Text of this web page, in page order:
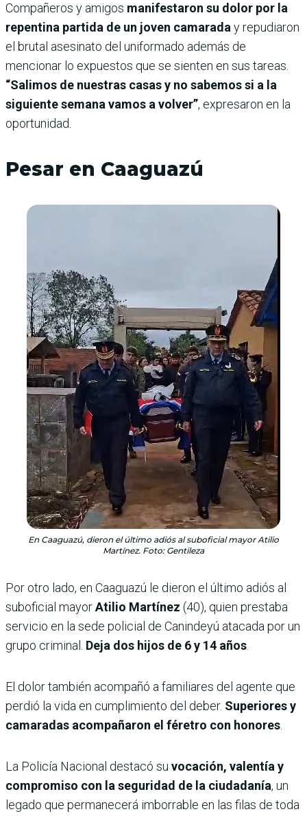
Compañeros y amigos manifestaron su dolor por la
repentina partida de un joven camarada y repudiaron
el brutal asesinato del uniformado además de
mencionar lo expuestos que se sienten en sus tareas.
“Salimos de nuestras casas y no sabemos si a la
siguiente semana vamos a volver”, expresaron en la
oportunidad.
Pesar en Caaguazú
En Caaguazú, dieron el último adiós al suboficial mayor Atilio
Martínez. Foto: Gentileza
Por otro lado, en Caaguazú le dieron el último adiós al
suboficial mayorAtilio Martínez (40), quien prestaba
servicio en la sede policial de Canindeyú atacada por un
grupo criminal. Deja dos hijos de 6 y 14 años
El dolor también acompañó a familiares del agente que
perdió la vida en cumplimiento del deber. Superiores y
camaradas acompañaron el féretro con honores
La Policía Nacional destacó su vocación, valentía y
compromiso con la seguridad de la ciudadanía, un
legado que permanecerá imborrable en las filas de toda